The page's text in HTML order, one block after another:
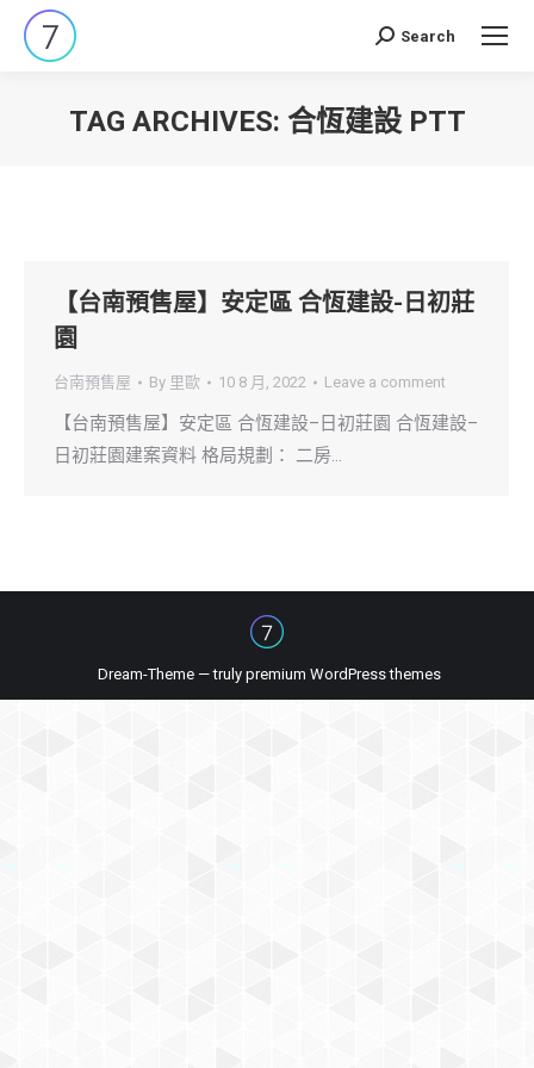
Search:
Search
TAG ARCHIVES: 合恆建設 PTT
【台南預售屋】安定區 合恆建設-日初莊
園
台南預售屋 By 里歐 10 8 月, 2022 Leave a comment
【台南預售屋】安定區 合恆建設–日初莊園 合恆建設–
日初莊園建案資料 格局規劃： 二房…
Dream-Theme — truly premium WordPress themes